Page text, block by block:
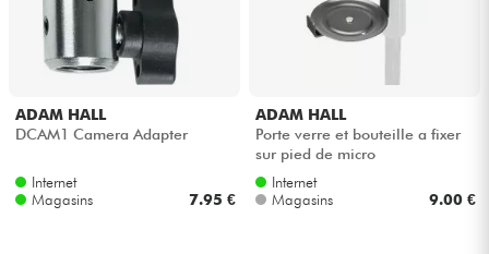
Micros & HF
Eclairage
ADAM HALL
DCAM1 Camera Adapter
Internet
Magasins
7.95 €
ADAM HALL
Porte verre et bouteille a fixer
sur pied de micro
Internet
Magasins
9.00 €